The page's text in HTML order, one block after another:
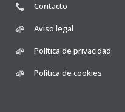
Contacto
Aviso legal
Política de privacidad
Política de cookies